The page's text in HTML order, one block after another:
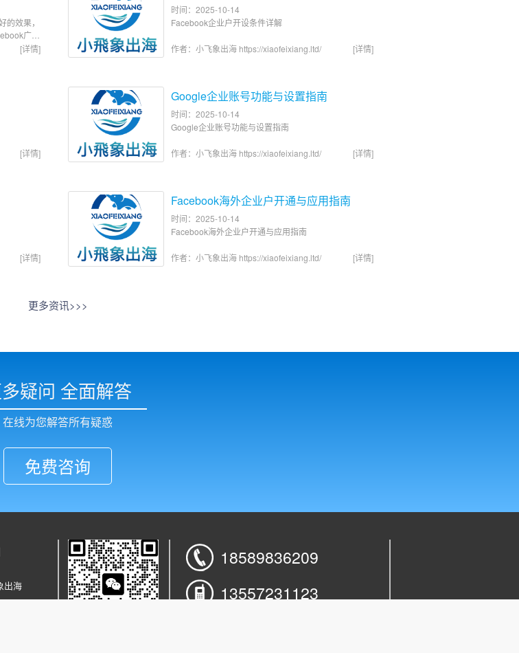
效果，
广告
[详情]
时间：2025-10-14
Facebook企业户开设条件详解
[详情]
作者：小飞象出海 https://xiaofeixiang.ltd/
[详情]
Google企业账号功能与设置指南
时间：2025-10-14
Google企业账号功能与设置指南
[详情]
作者：小飞象出海 https://xiaofeixiang.ltd/
[详情]
Facebook海外企业户开通与应用指南
时间：2025-10-14
Facebook海外企业户开通与应用指南
[详情]
作者：小飞象出海 https://xiaofeixiang.ltd/
更多资讯>>>
疑问 全面解答
在线为您解答所有疑惑
免费咨询
出海
18589836209
13557231123